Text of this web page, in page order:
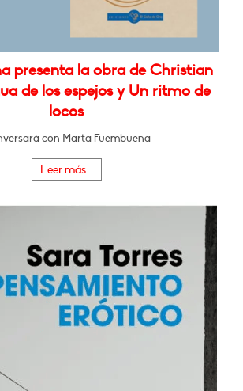
presenta la obra de Christian
de los espejos y Un ritmo de
locos
con Marta Fuembuena
Leer más...